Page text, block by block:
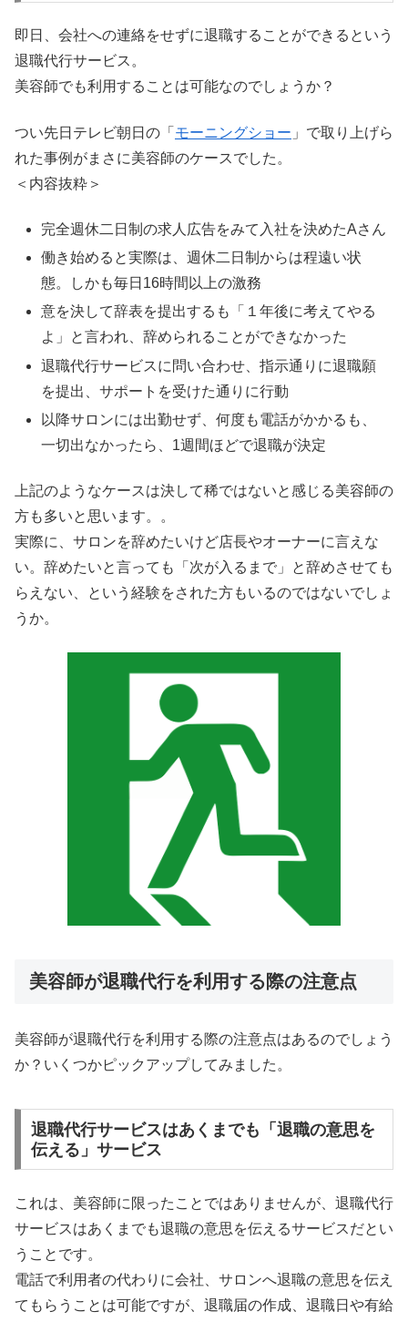
即日、会社への連絡をせずに退職することができるという
退職代行サービス。
美容師でも利用することは可能なのでしょうか？
つい先日テレビ朝日の「 モーニングショー 」で取り上げら
れた事例がまさに美容師のケースでした。
＜内容抜粋＞
完全週休二日制の求人広告をみて入社を決めたAさん
働き始めると実際は、週休二日制からは程遠い状
態。しかも毎日16時間以上の激務
意を決して辞表を提出するも「１年後に考えてやる
よ」と言われ、辞められることができなかった
退職代行サービスに問い合わせ、指示通りに退職願
を提出、サポートを受けた通りに行動
以降サロンには出勤せず、何度も電話がかかるも、
一切出なかったら、1週間ほどで退職が決定
上記のようなケースは決して稀ではないと感じる美容師の
方も多いと思います。。
実際に、サロンを辞めたいけど店長やオーナーに言えな
い。辞めたいと言っても「次が入るまで」と辞めさせても
らえない、という経験をされた方もいるのではないでしょ
うか。
美容師が退職代行を利用する際の注意点
美容師が退職代行を利用する際の注意点はあるのでしょう
か？いくつかピックアップしてみました。
退職代行サービスはあくまでも「退職の意思を
伝える」サービス
これは、美容師に限ったことではありませんが、退職代行
サービスはあくまでも退職の意思を伝えるサービスだとい
うことです。
電話で利用者の代わりに会社、サロンへ退職の意思を伝え
てもらうことは可能ですが、退職届の作成、退職日や有給